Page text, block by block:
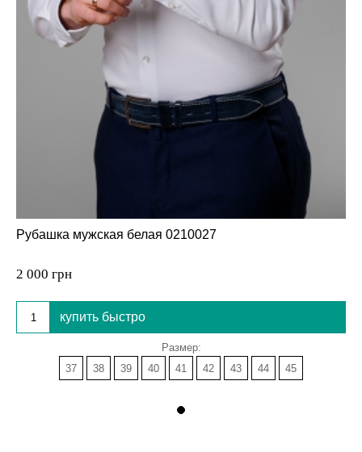
Рубашка мужская белая 0210027
2 000 грн
купить быстро
Размер:
37
38 39 40 41 42 43 44 45